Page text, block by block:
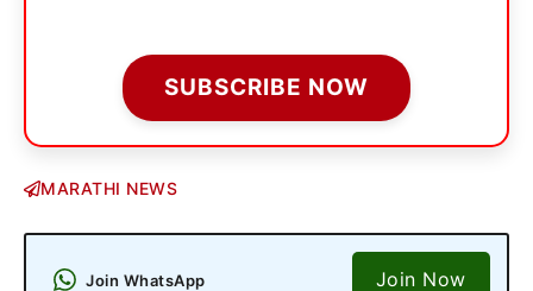
SUBSCRIBE NOW
MARATHI NEWS
Join WhatsApp Join Now